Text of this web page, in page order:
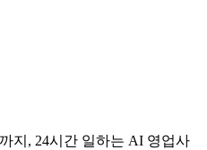
지, 24시간 일하는 AI 영업사